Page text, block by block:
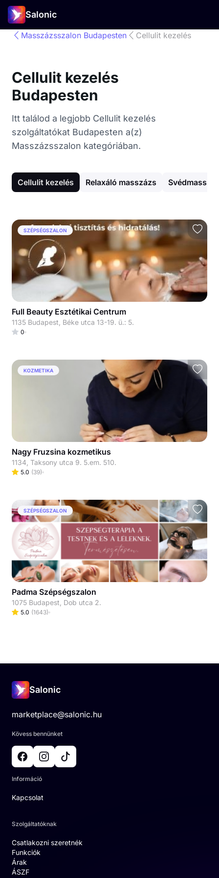
Salonic
Masszázsszalon Budapesten Cellulit kezelés
Cellulit kezelés
Budapesten
Itt találod a legjobb Cellulit kezelés
szolgáltatókat Budapesten a(z)
Masszázsszalon kategóriában.
Cellulit kezelés Relaxáló masszázs
SZÉPSÉGSZALON
Full Beauty Esztétikai Centrum
1135 Budapest, Béke utca 13-19. ü.: 5.
0
KOZMETIKA
Nagy Fruzsina kozmetikus
1134, Taksony utca 9. 5.em. 510.
5.0 (39)
SZÉPSÉGSZALON
Padma Szépségszalon
1075 Budapest, Dob utca 2.
5.0 (1643)
Salonic
marketplace@salonic.hu
Kövess bennünket
Információ
Kapcsolat
Szolgáltatóknak
Csatlakozni szeretnék
Funkciók
Árak
ÁSZF